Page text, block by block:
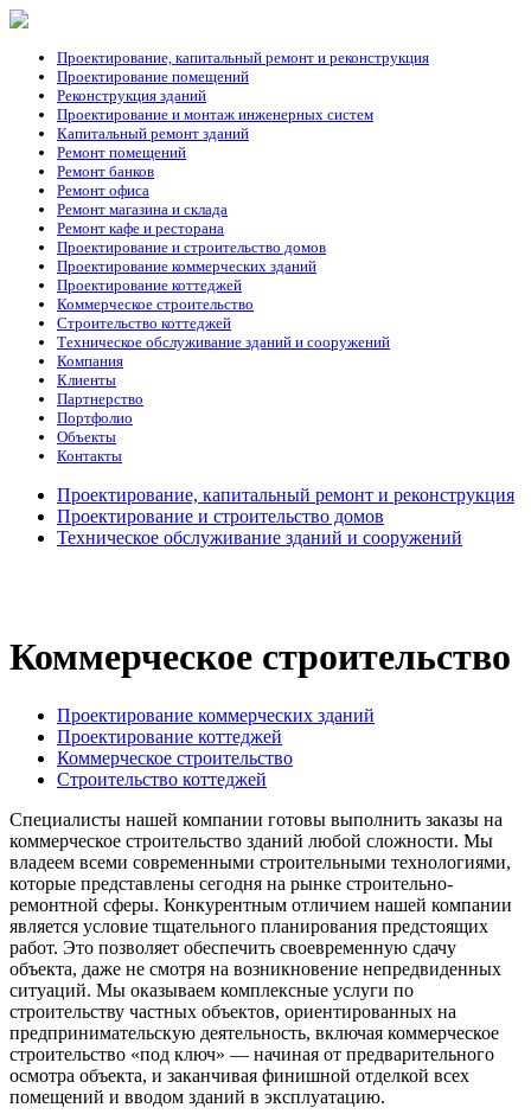
Проектирование, капитальный ремонт и реконструкция
Проектирование помещений
Реконструкция зданий
Проектирование и монтаж инженерных систем
Капитальный ремонт зданий
Ремонт помещений
Ремонт банков
Ремонт офиса
Ремонт магазина и склада
Ремонт кафе и ресторана
Проектирование и строительство домов
Проектирование коммерческих зданий
Проектирование коттеджей
Коммерческое строительство
Строительство коттеджей
Техническое обслуживание зданий и сооружений
Компания
Клиенты
Партнерство
Портфолио
Объекты
Контакты
Проектирование, капитальный ремонт и реконструкция
Проектирование и строительство домов
Техническое обслуживание зданий и сооружений
Коммерческое строительство
Проектирование коммерческих зданий
Проектирование коттеджей
Коммерческое строительство
Строительство коттеджей
Специалисты нашей компании готовы выполнить заказы на
коммерческое строительство зданий любой сложности. Мы
владеем всеми современными строительными технологиями,
которые представлены сегодня на рынке строительно-
ремонтной сферы. Конкурентным отличием нашей компании
является условие тщательного планирования предстоящих
работ. Это позволяет обеспечить своевременную сдачу
объекта, даже не смотря на возникновение непредвиденных
ситуаций. Мы оказываем комплексные услуги по
строительству частных объектов, ориентированных на
предпринимательскую деятельность, включая коммерческое
строительство «под ключ» — начиная от предварительного
осмотра объекта, и заканчивая финишной отделкой всех
помещений и вводом зданий в эксплуатацию.